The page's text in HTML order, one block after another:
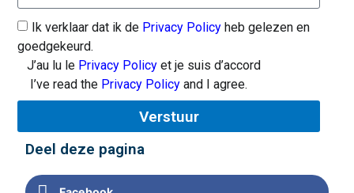
Ik verklaar dat ik de Privacy Policy heb gelezen en
goedgekeurd.
J’au lu le Privacy Policy et je suis d’accord
I’ve read the Privacy Policy and I agree.
Verstuur
Deel deze pagina